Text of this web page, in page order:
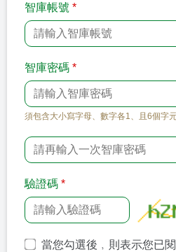
智庫帳號 *
智庫密碼 *
須包含大小寫字母、數字各1、且6個字
驗證碼 *
當您勾選後﹐則表示您已